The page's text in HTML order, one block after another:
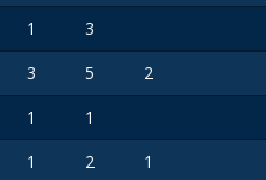
1 3
3 5 2
1 1
1 2 1